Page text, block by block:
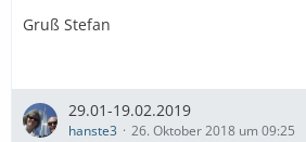
Gruß Stefan
29.01-19.02.2019
hanste3 26. Oktober 2018 um 09:25